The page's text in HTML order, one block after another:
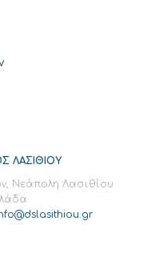
ΛΑΣΙΘΙΟΥ
Νεάπολη Λασιθίου